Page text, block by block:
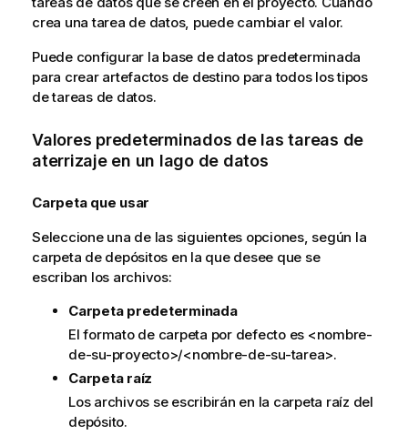
crea una tarea de datos, puede cambiar el valor.
Puede configurar la base de datos predeterminada
para crear artefactos de destino para todos los tipos
de tareas de datos.
Valores predeterminados de las tareas de
aterrizaje en un lago de datos
Carpeta que usar
Seleccione una de las siguientes opciones, según la
carpeta de depósitos en la que desee que se
escriban los archivos:
Carpeta predeterminada
El formato de carpeta por defecto es <nombre-
de-su-proyecto>/<nombre-de-su-tarea>.
Carpeta raíz
Los archivos se escribirán en la carpeta raíz del
depósito.